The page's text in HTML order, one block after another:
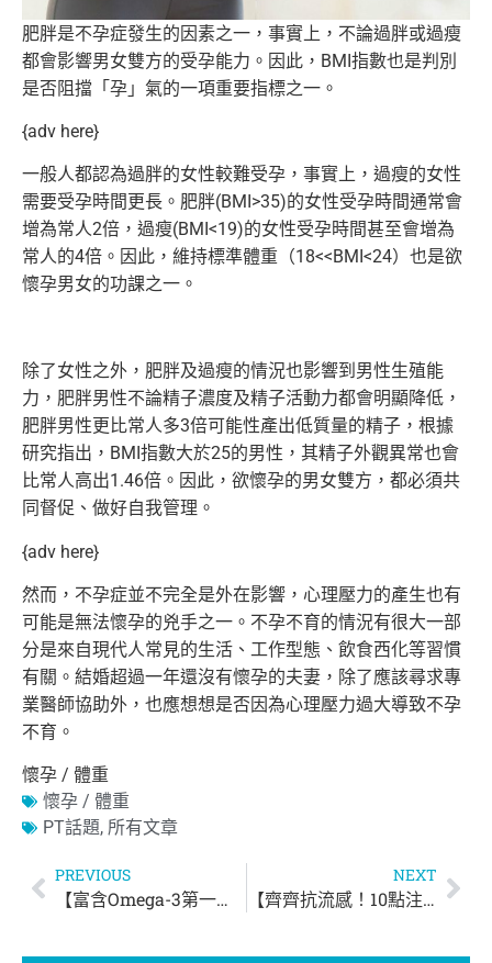
肥胖是不孕症發生的因素之一，事實上， 不論過胖或過瘦
都會影響男女雙方的受孕能力。因此， BMI指數也是判別
是否阻擋「孕」氣的一項重要指標之一。
{adv here}
一般人都認為過胖的女性較難受孕，事實上， 過瘦的女性
需要受孕時間更長。肥胖(BMI>35)的女性受孕時間通常會
增為常人2倍，過瘦(BMI<19)的女性受孕時間甚至會增為
常人的4倍。因此，維持標準體重（18<<BMI<24）也是欲
懷孕男女的功課之一。
除了女性之外，肥胖及過瘦的情況也影響到男性生殖能
力， 肥胖男性不論精子濃度及精子活動力都會明顯降低，
肥胖男性更比常人多3倍可能性產出低質量的精子，根據
研究指出， BMI指數大於25的男性，其精子外觀異常也會
比常人高出1.46倍。因此，欲懷孕的男女雙方，都必須共
同督促、 做好自我管理。
{adv here}
然而，不孕症並不完全是外在影響， 心理壓力的產生也有
可能是無法懷孕的兇手之一。 不孕不育的情況有很大一部
分是來自現代人常見的生活、工作型態、 飲食西化等習慣
有關。結婚超過一年還沒有懷孕的夫妻， 除了應該尋求專
業醫師協助外， 也應想想是否因為心理壓力過大導致不孕
不育。
懷孕 / 體重
懷孕 / 體重
PT話題, 所有文章
PREVIOUS
【富含Omega-3第一名是？？魚！】
NEXT
【齊齊抗流感！10點注意事項！】